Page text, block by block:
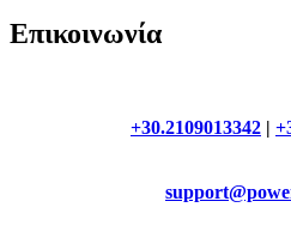
Επικοινωνία
+30.2109013342 |